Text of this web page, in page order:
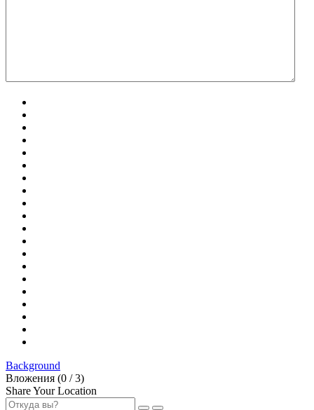
Background
Вложения (0 / 3)
Share Your Location